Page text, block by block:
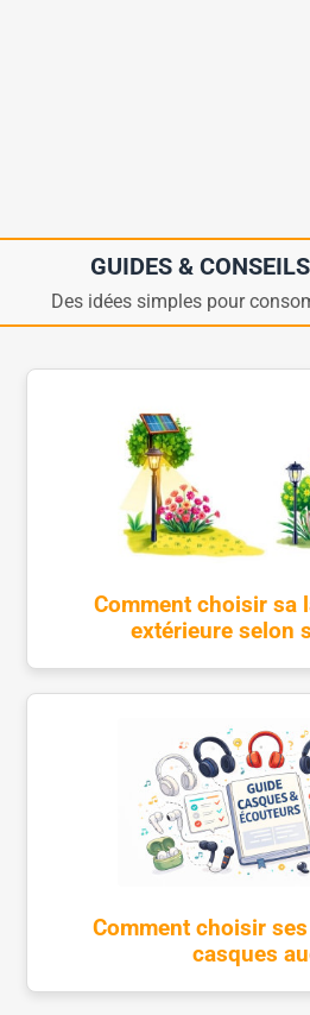
GUIDES &
Des idées simples pour
Comment choisir sa
extérieure selon
Comment choisir
casques